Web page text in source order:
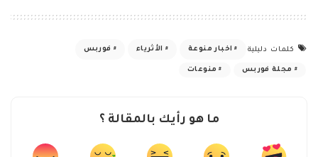
كلمات دليلية اخبار منوعة الأثرياء فوربس
مجلة فوربس منوعات
ما هو رأيك بالمقالة ؟